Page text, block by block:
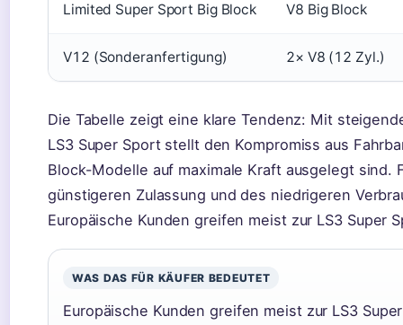
Limited Super Sport Big Block V8 Big Block
V12 (Sonderanfertigung) 2× V8 (12 Zyl.)
Die Tabelle zeigt eine klare Tendenz: Mit
LS3 Super Sport stellt den Kompromiss aus
Block-Modelle auf maximale Kraft ausgelegt sind.
günstigeren Zulassung und des niedrigeren
Europäische Kunden greifen meist zur LS3 Super
WAS DAS FÜR KÄUFER BEDEUTET
Europäische Kunden greifen meist zur LS3